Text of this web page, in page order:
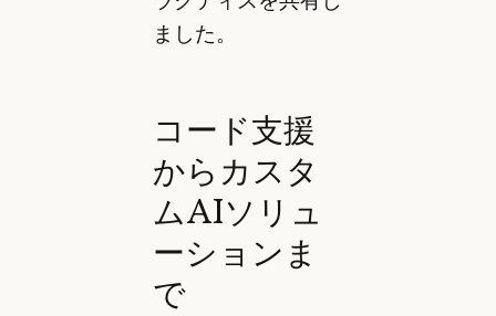
ました。
コード支援
からカスタ
ムAIソリュ
ーションま
で